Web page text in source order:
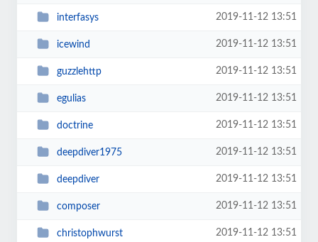
interfasys 2019-11-12 13:51
icewind 2019-11-12 13:51
guzzlehttp 2019-11-12 13:51
egulias 2019-11-12 13:51
doctrine 2019-11-12 13:51
deepdiver1975 2019-11-12 13:51
deepdiver 2019-11-12 13:51
composer 2019-11-12 13:51
christophwurst 2019-11-12 13:51